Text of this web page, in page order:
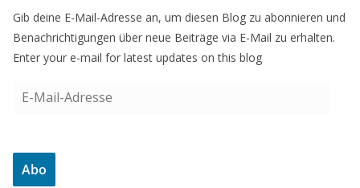
Gib deine E-Mail-Adresse an, um diesen Blog zu abonnieren und
Benachrichtigungen über neue Beiträge via E-Mail zu erhalten.
Enter your e-mail for latest updates on this blog
a
Abo